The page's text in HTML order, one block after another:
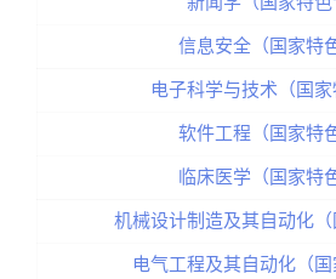
信息安全（国家特
电子科学与技术（国家
软件工程（国家特
临床医学（国家特
机械设计制造及其自动化（
电气工程及其自动化（国